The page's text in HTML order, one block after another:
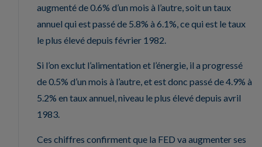
augmenté de 0.6% d’un mois à l’autre, soit un taux
annuel qui est passé de 5.8% à 6.1%, ce qui est le taux
le plus élevé depuis février 1982.
Si l’on exclut l’alimentation et l’énergie, il a progressé
de 0.5% d’un mois à l’autre, et est donc passé de 4.9% à
5.2% en taux annuel, niveau le plus élevé depuis avril
1983.
Ces chiffres confirment que la FED va augmenter ses